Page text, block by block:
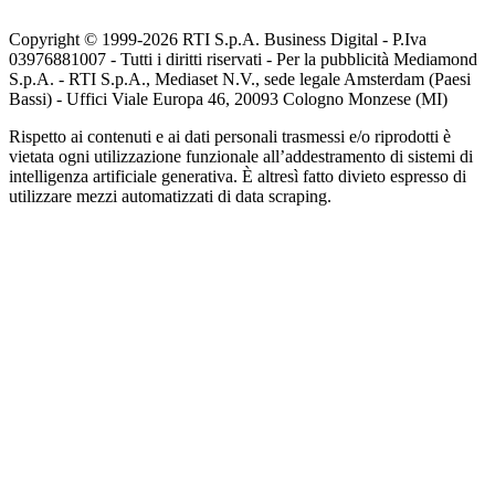
Copyright © 1999-2026 RTI S.p.A. Business Digital - P.Iva
03976881007 - Tutti i diritti riservati - Per la pubblicità Mediamond
S.p.A. - RTI S.p.A., Mediaset N.V., sede legale Amsterdam (Paesi
Bassi) - Uffici Viale Europa 46, 20093 Cologno Monzese (MI)
Rispetto ai contenuti e ai dati personali trasmessi e/o riprodotti è
vietata ogni utilizzazione funzionale all’addestramento di sistemi di
intelligenza artificiale generativa. È altresì fatto divieto espresso di
utilizzare mezzi automatizzati di data scraping.